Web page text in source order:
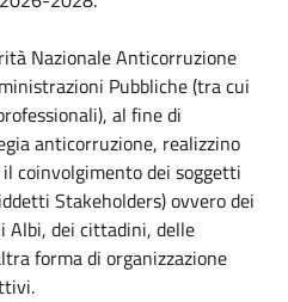
Nazionale Anticorruzione
Pubbliche (tra cui
al fine di
anticorruzione, realizzino
coinvolgimento dei soggetti
Stakeholders) ovvero dei
Albi, dei cittadini, delle
forma di organizzazione